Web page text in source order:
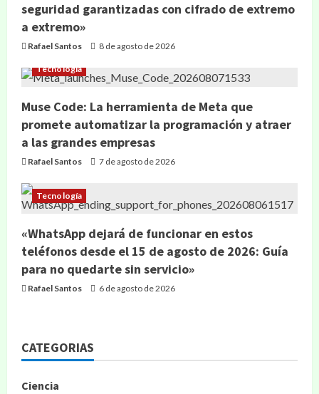
seguridad garantizadas con cifrado de extremo
a extremo»
Rafael Santos 8 de agosto de 2026
Tecnología
Muse Code: La herramienta de Meta que
promete automatizar la programación y atraer
a las grandes empresas
Rafael Santos 7 de agosto de 2026
Tecnología
«WhatsApp dejará de funcionar en estos
teléfonos desde el 15 de agosto de 2026: Guía
para no quedarte sin servicio»
Rafael Santos 6 de agosto de 2026
CATEGORIAS
Ciencia